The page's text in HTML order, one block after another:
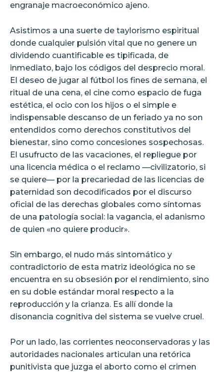
engranaje macroeconómico ajeno.
Asistimos a una suerte de taylorismo espiritual
donde cualquier pulsión vital que no genere un
dividendo cuantificable es tipificada, de
inmediato, bajo los códigos del desprecio moral.
El deseo de jugar al fútbol los fines de semana, el
ritual de una cena, el cine como espacio de fuga
estética, el ocio con los hijos o el simple e
indispensable descanso de un feriado ya no son
entendidos como derechos constitutivos del
bienestar, sino como concesiones sospechosas.
El usufructo de las vacaciones, el repliegue por
una licencia médica o el reclamo —civilizatorio, si
se quiere— por la precariedad de las licencias de
paternidad son decodificados por el discurso
oficial de las derechas globales como síntomas
de una patología social: la vagancia, el adanismo
de quien «no quiere producir».
Sin embargo, el nudo más sintomático y
contradictorio de esta matriz ideológica no se
encuentra en su obsesión por el rendimiento, sino
en su doble estándar moral respecto a la
reproducción y la crianza. Es allí donde la
disonancia cognitiva del sistema se vuelve cruel.
Por un lado, las corrientes neoconservadoras y las
autoridades nacionales articulan una retórica
punitivista que juzga el aborto como el crimen